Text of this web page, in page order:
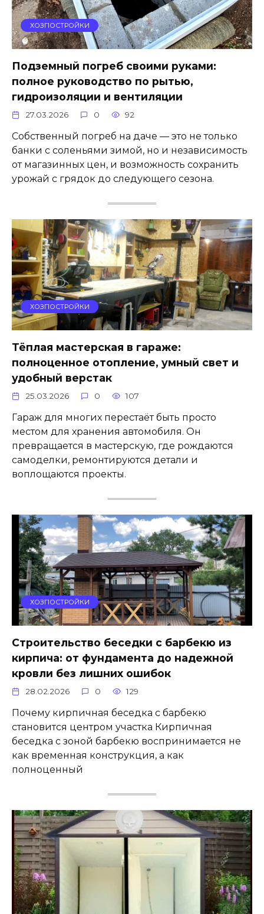
ХОЗПОСТРОЙКИ
Подземный погреб своими руками:
полное руководство по рытью,
гидроизоляции и вентиляции
27.03.2026 0 92
Собственный погреб на даче — это не только
банки с соленьями зимой, но и независимость
от магазинных цен, и возможность сохранить
урожай с грядок до следующего сезона.
ХОЗПОСТРОЙКИ
Тёплая мастерская в гараже:
полноценное отопление, умный свет и
удобный верстак
25.03.2026 0 107
Гараж для многих перестаёт быть просто
местом для хранения автомобиля. Он
превращается в мастерскую, где рождаются
самоделки, ремонтируются детали и
воплощаются проекты.
ХОЗПОСТРОЙКИ
Строительство беседки с барбекю из
кирпича: от фундамента до надежной
кровли без лишних ошибок
28.02.2026 0 129
Почему кирпичная беседка с барбекю
становится центром участка Кирпичная
беседка с зоной барбекю воспринимается не
как временная конструкция, а как
полноценный